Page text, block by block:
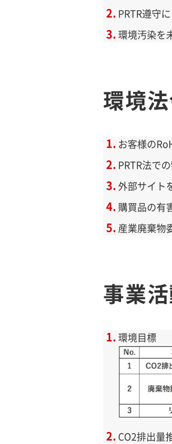
PRTR遵守
環境汚染を
環境
お客様の
PRTR法で
外部サイト
購買品の有
産業廃棄物
事業
環境目標
CO2排出量